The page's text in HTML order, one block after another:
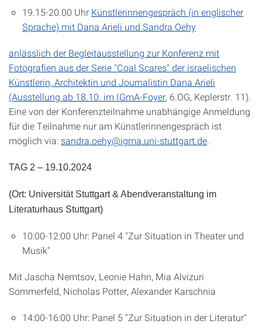
19.15-20.00 Uhr Künstlerinnengespräch (in englischer
Sprache) mit Dana Arieli und Sandra Oehy
anlässlich der Begleitausstellung zur Konferenz mit
Fotografien aus der Serie "Coal Scares" der israelischen
Künstlerin, Architektin und Journalistin Dana Arieli
(Ausstellung ab 18.10. im IGmA-Foyer, 6.OG, Keplerstr. 11).
Eine von der Konferenzteilnahme unabhängige Anmeldung
für die Teilnahme nur am Künstlerinnengespräch ist
möglich via: sandra.oehy@igma.uni-stuttgart.de
TAG 2 – 19.10.2024
(Ort: Universität Stuttgart & Abendveranstaltung im
Literaturhaus Stuttgart)
10:00-12:00 Uhr: Panel 4 "Zur Situation in Theater und
Musik"
Mit Jascha Nemtsov, Leonie Hahn, Mia Alvizuri
Sommerfeld, Nicholas Potter, Alexander Karschnia
14:00-16:00 Uhr: Panel 5 "Zur Situation in der Literatur"